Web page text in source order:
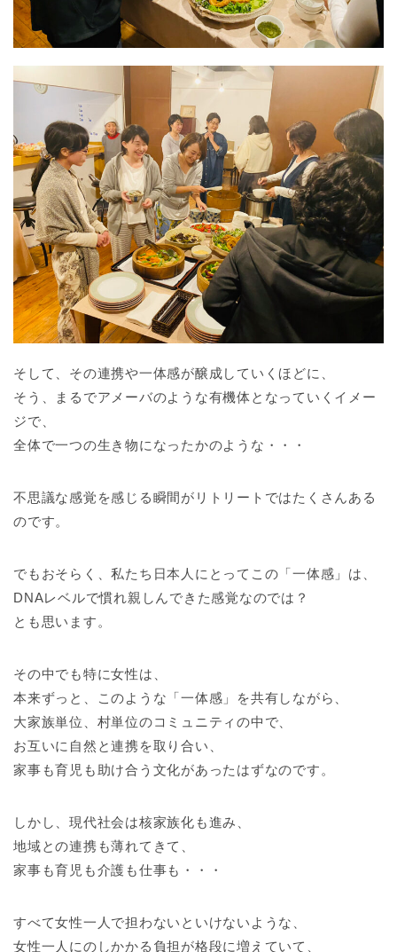
そして、その連携や一体感が醸成していくほどに、
そう、まるでアメーバのような有機体となっていくイメー
ジで、
全体で一つの生き物になったかのような・・・
不思議な感覚を感じる瞬間がリトリートではたくさんある
のです。
でもおそらく、私たち日本人にとってこの「一体感」は、
DNAレベルで慣れ親しんできた感覚なのでは？
とも思います。
その中でも特に女性は、
本来ずっと、このような「一体感」を共有しながら、
大家族単位、村単位のコミュニティの中で、
お互いに自然と連携を取り合い、
家事も育児も助け合う文化があったはずなのです。
しかし、現代社会は核家族化も進み、
地域との連携も薄れてきて、
家事も育児も介護も仕事も・・・
すべて女性一人で担わないといけないような、
女性一人にのしかかる負担が格段に増えていて、